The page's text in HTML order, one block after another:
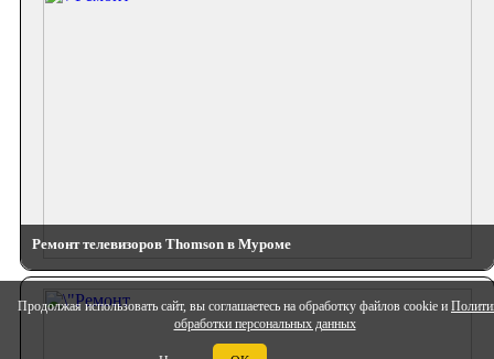
Продолжая использовать сайт, вы соглашаетесь на обработку файлов cookie и
обработки персональных данных
Ремонт телевизоров Thomson в Муроме